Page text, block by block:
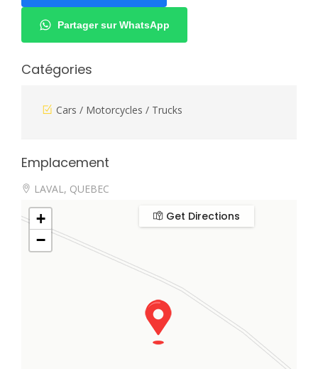
Partager sur WhatsApp
Catégories
Cars / Motorcycles / Trucks
Emplacement
LAVAL, QUEBEC
+
−
Get Directions